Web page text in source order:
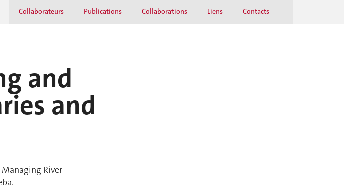
Collaborateurs Publications Collaborations Liens Contacts
and
and
River